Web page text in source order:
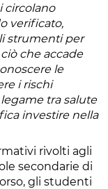
circolano
verificato,
strumenti per
che accade
le
i rischi
tra salute
investire nella
rivolti agli
secondarie di
gli studenti